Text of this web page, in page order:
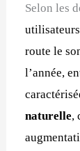
Selon les
utilisateurs
route le
l’année,
naturelle,